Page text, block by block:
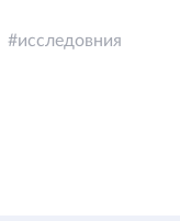
исследовния